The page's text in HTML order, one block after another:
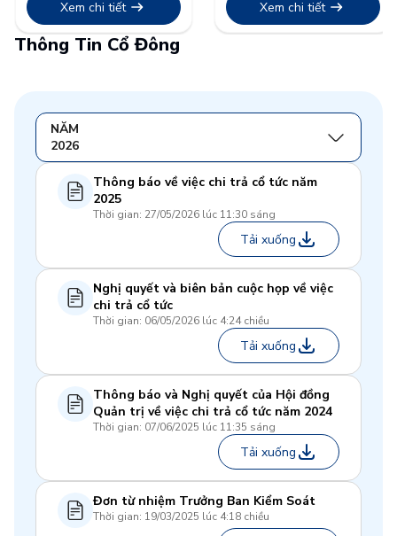
2023
Xem chi tiết
năm 2023
Xem chi tiết
Thông Tin Cổ Đông
NĂM
2026
Thông báo về việc chi trả cổ tức năm
2025
Thời gian: 27/05/2026 lúc 11:30 sáng
Tải xuống
Nghị quyết và biên bản cuộc họp về việc
chi trả cổ tức
Thời gian: 06/05/2026 lúc 4:24 chiều
Tải xuống
Thông báo và Nghị quyết của Hội đồng
Quản trị về việc chi trả cổ tức năm 2024
Thời gian: 07/06/2025 lúc 11:35 sáng
Tải xuống
Đơn từ nhiệm Trưởng Ban Kiểm Soát
Thời gian: 19/03/2025 lúc 4:18 chiều